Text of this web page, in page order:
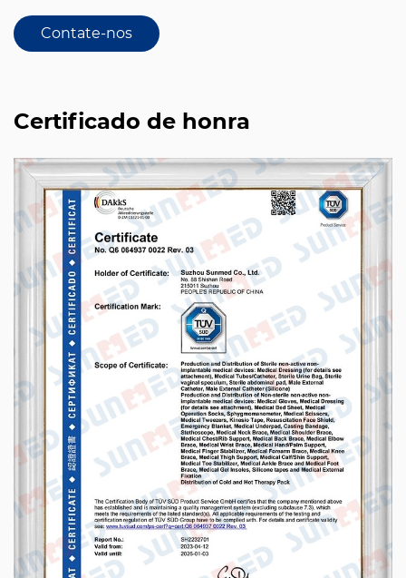
Contate-nos
Certificado de honra